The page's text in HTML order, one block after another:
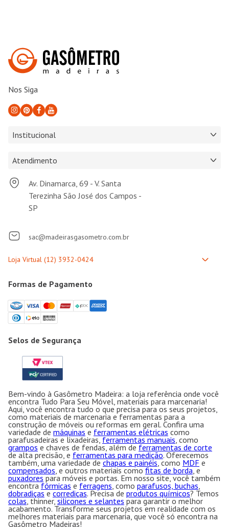
Nos Siga
Institucional
Atendimento
Av. Dinamarca, 69 - V. Santa
Terezinha São José dos Campos -
SP
sac@madeirasgasometro.com.br
Formas de Pagamento
Selos de Segurança
Bem-vindo à Gasômetro Madeira: a loja referência onde você
encontra Tudo Para Seu Móvel, materiais para marcenaria!
Aqui, você encontra tudo o que precisa para os seus projetos,
como materiais de marcenaria e ferramentas para a
construção de móveis ou reformas em geral. Confira uma
variedade de máquinas e ferramentas elétricas como
parafusadeiras e lixadeiras, ferramentas manuais, como
grampos e chaves de fendas, além de ferramentas de corte
de alta precisão, e ferramentas para medição. Oferecemos
também, uma variedade de chapas e painéis, como MDF e
compensados, e outros materiais como fitas de borda, e
puxadores para móveis e portas. Em nosso site, você também
encontra fórmicas e ferragens, como parafusos, buchas,
dobradiças e corrediças. Precisa de produtos químicos? Temos
colas, thinner, silicones e selantes para garantir o melhor
acabamento. Transforme seus projetos em realidade com os
melhores materiais para marcenaria, que você só encontra na
Gasômetro Madeiras!